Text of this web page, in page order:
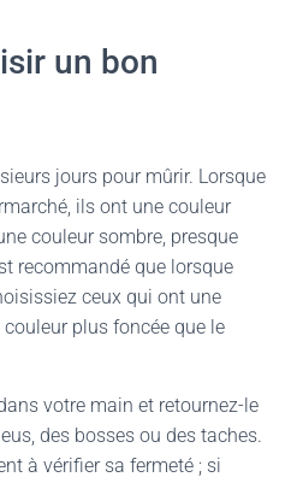
un bon
jours pour mûrir. Lorsque
ils ont une couleur
couleur sombre, presque
recommandé que lorsque
ceux qui ont une
plus foncée que le
votre main et retournez-le
des bosses ou des taches.
à vérifier sa fermeté ; si